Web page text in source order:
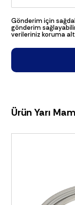
Gönderim için
gönderim
verileriniz koruma
Ürün Yarı